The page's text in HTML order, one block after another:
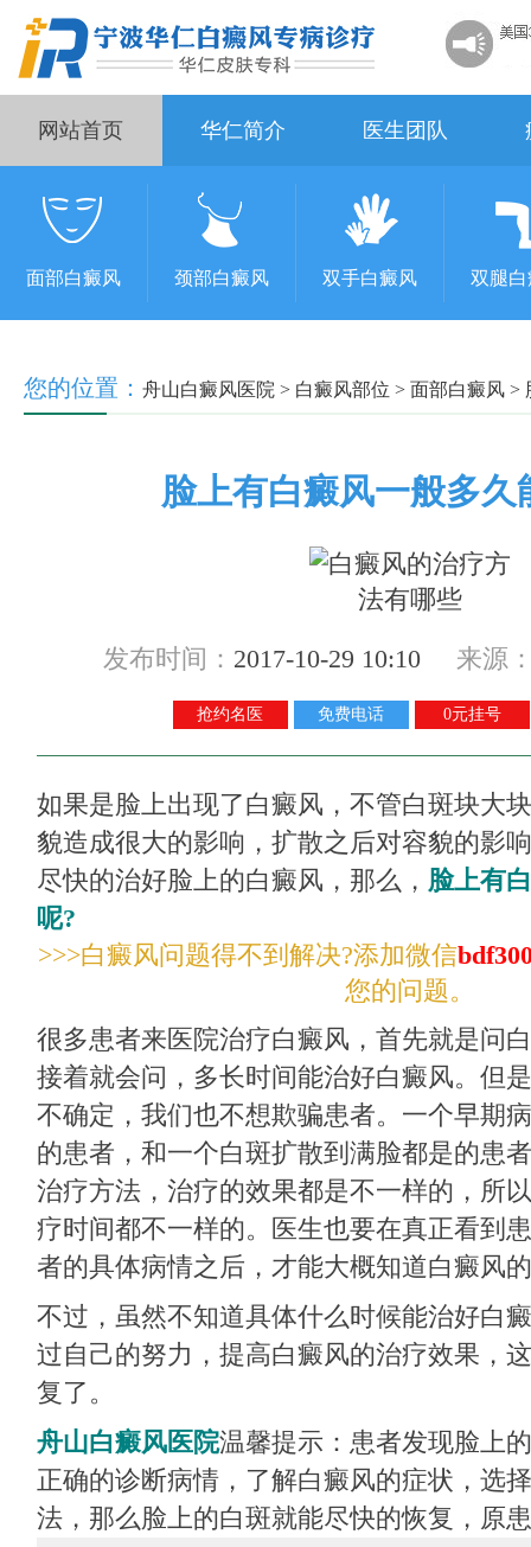
网站首页 华仁简介 医生团队
面部白癜风 颈部白癜风 双手白癜风 双腿
您的位置： 舟山白癜风医院 > 白癜风部位 > 面部白癜风 >
脸上有白癜风一般多久
发布时间： 2017-10-29 10:10 来源
抢约名医 免费电话 0元挂号
如果是脸上出现了白癜风，不管白斑块大
貌造成很大的影响，扩散之后对容貌的影
尽快的治好脸上的白癜风，那么， 脸上有
呢?
>>>白癜风问题得不到解决?添加微信
您的问题。
很多患者来医院治疗白癜风，首先就是问
接着就会问，多长时间能治好白癜风。但
不确定，我们也不想欺骗患者。一个早期
的患者，和一个白斑扩散到满脸都是的患
治疗方法，治疗的效果都是不一样的，所
疗时间都不一样的。医生也要在真正看到
者的具体病情之后，才能大概知道白癜风
不过，虽然不知道具体什么时候能治好白
过自己的努力，提高白癜风的治疗效果，
复了。
舟山白癜风医院温馨提示：患者发现脸上
正确的诊断病情，了解白癜风的症状，选
法，那么脸上的白斑就能尽快的恢复，原